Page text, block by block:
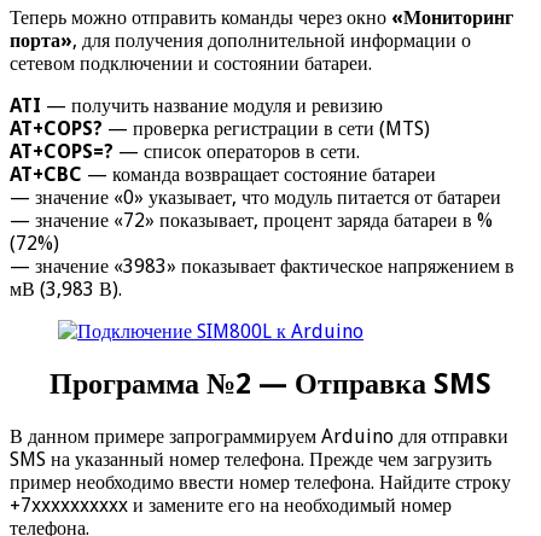
Теперь можно отправить команды через окно «Мониторинг
порта», для получения дополнительной информации о
сетевом подключении и состоянии батареи.
ATI — получить название модуля и ревизию
AT+COPS? — проверка регистрации в сети (MTS)
AT+COPS=? — список операторов в сети.
AT+CBC — команда возвращает состояние батареи
— значение «0» указывает, что модуль питается от батареи
— значение «72» показывает, процент заряда батареи в %
(72%)
— значение «3983» показывает фактическое напряжением в
мВ (3,983 В).
Программа №2 — Отправка SMS
В данном примере запрограммируем Arduino для отправки
SMS на указанный номер телефона. Прежде чем загрузить
пример необходимо ввести номер телефона. Найдите строку
+7xxxxxxxxxx и замените его на необходимый номер
телефона.